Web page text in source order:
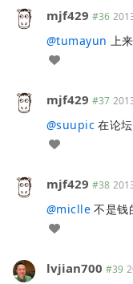
mjf429 #36
@tumayun 上
mjf429 #37
@suupic在论坛
mjf429 #38
@miclle不是钱
lvjian700 #39